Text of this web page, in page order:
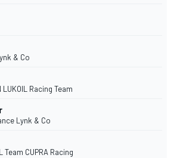
& Co
LUKOIL Racing Team
Lynk & Co
Team CUPRA Racing